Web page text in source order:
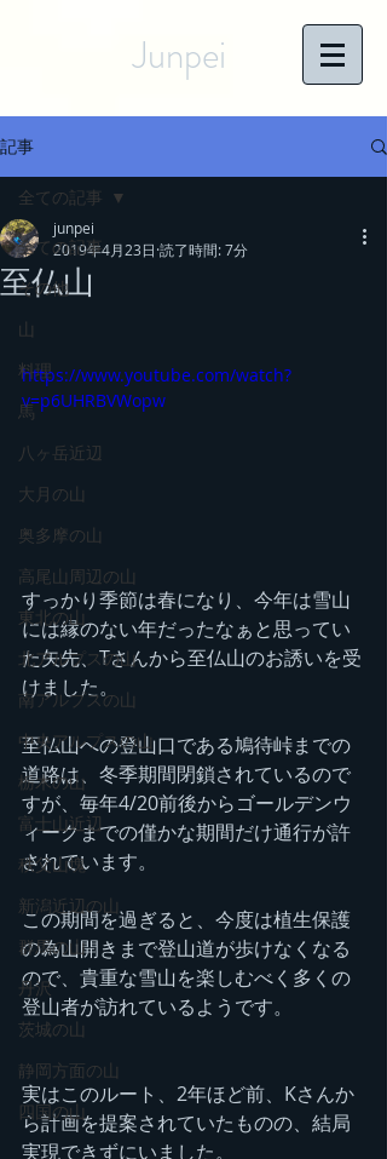
Junpei
記事
全ての記事
その他
山
料理
馬
八ヶ岳近辺
大月の山
奥多摩の山
高尾山周辺の山
東北の山
北アルプスの山
南アルプスの山
中央アルプスの山
栃木の山
富士山近辺
秩父山塊
新潟近辺の山
群馬の山
丹沢
茨城の山
静岡方面の山
四国の山
全ての記事
至仏山
junpei
2019年4月23日 読了時間: 7分
https://www.youtube.com/watch?
v=p6UHRBVWopw
すっかり季節は春になり、今年は雪山
には縁のない年だったなぁと思ってい
た矢先、Tさんから至仏山のお誘いを受
けました。
至仏山への登山口である鳩待峠までの
道路は、冬季期間閉鎖されているので
すが、毎年4/20前後からゴールデンウ
ィークまでの僅かな期間だけ通行が許
されています。
この期間を過ぎると、今度は植生保護
の為山開きまで登山道が歩けなくなる
ので、貴重な雪山を楽しむべく多くの
登山者が訪れているようです。
実はこのルート、2年ほど前、Kさんか
ら計画を提案されていたものの、結局
実現できずにいました。